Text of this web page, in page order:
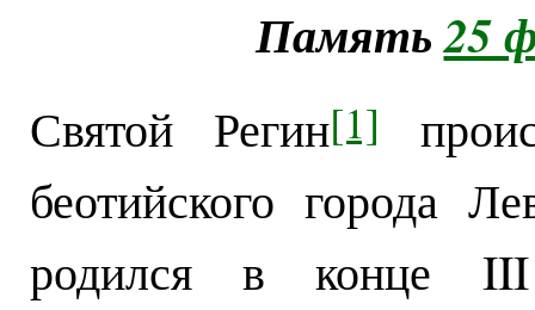
Память25
Святой Регин[1]
беотийского города
родился в конце